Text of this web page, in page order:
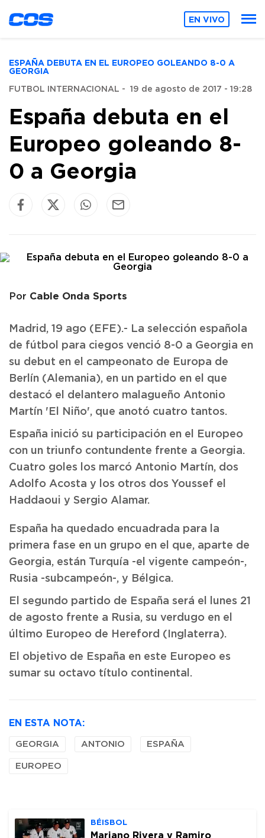
EN VIVO
ESPAÑA DEBUTA EN EL EUROPEO GOLEANDO 8-0 A
GEORGIA
FUTBOL INTERNACIONAL - 19 de agosto de 2017 - 19:28
España debuta en el
Europeo goleando 8-
0 a Georgia
Por Cable Onda Sports
Madrid, 19 ago (EFE).- La selección española
de fútbol para ciegos venció 8-0 a Georgia en
su debut en el campeonato de Europa de
Berlín (Alemania), en un partido en el que
destacó el delantero malagueño Antonio
Martín 'El Niño', que anotó cuatro tantos.
España inició su participación en el Europeo
con un triunfo contundente frente a Georgia.
Cuatro goles los marcó Antonio Martín, dos
Adolfo Acosta y los otros dos Youssef el
Haddaoui y Sergio Alamar.
España ha quedado encuadrada para la
primera fase en un grupo en el que, aparte de
Georgia, están Turquía -el vigente campeón-,
Rusia -subcampeón-, y Bélgica.
El segundo partido de España será el lunes 21
de agosto frente a Rusia, su verdugo en el
último Europeo de Hereford (Inglaterra).
El objetivo de España en este Europeo es
sumar su octavo título continental.
EN ESTA NOTA:
GEORGIA ANTONIO ESPAÑA
EUROPEO
BÉISBOL
Mariano Rivera y Ramiro